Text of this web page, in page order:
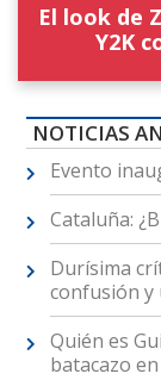
El look de
Y2K
NOTICIAS
Evento
Cataluña:
Durísima
confusión y
Quién es
batacazo